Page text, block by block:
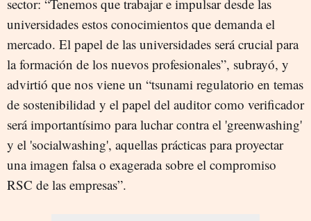
sector: “Tenemos que trabajar e impulsar desde las
universidades estos conocimientos que demanda el
mercado. El papel de las universidades será crucial para
la formación de los nuevos profesionales”, subrayó, y
advirtió que nos viene un “tsunami regulatorio en temas
de sostenibilidad y el papel del auditor como verificador
será importantísimo para luchar contra el 'greenwashing'
y el 'socialwashing', aquellas prácticas para proyectar
una imagen falsa o exagerada sobre el compromiso
RSC de las empresas”.